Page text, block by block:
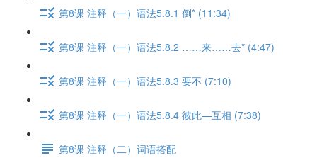
第8课 注释（一）语法5.8.1 倒* (11:34)
第8课 注释（一）语法5.8.2 ……来……去* (4:47)
第8课 注释（一）语法5.8.3 要不 (7:10)
第8课 注释（一）语法5.8.4 彼此—互相 (7:38)
第8课 注释（二）词语搭配